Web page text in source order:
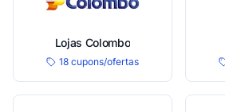
Lojas Colombo
18 cupons/ofertas